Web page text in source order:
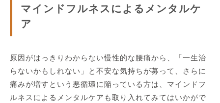
マインドフルネスによるメンタルケ
ア
原因がはっきりわからない慢性的な腰痛から、「一生治
らないかもしれない」と不安な気持ちが募って、さらに
痛みが増すという悪循環に陥っている方は、マインドフ
ルネスによるメンタルケアも取り入れてみてはいかがで